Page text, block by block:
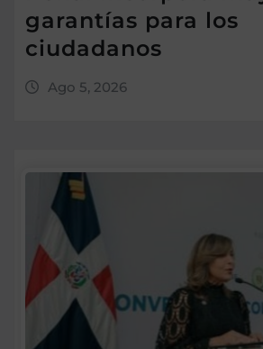
garantías para los
ciudadanos
Ago 5, 2026